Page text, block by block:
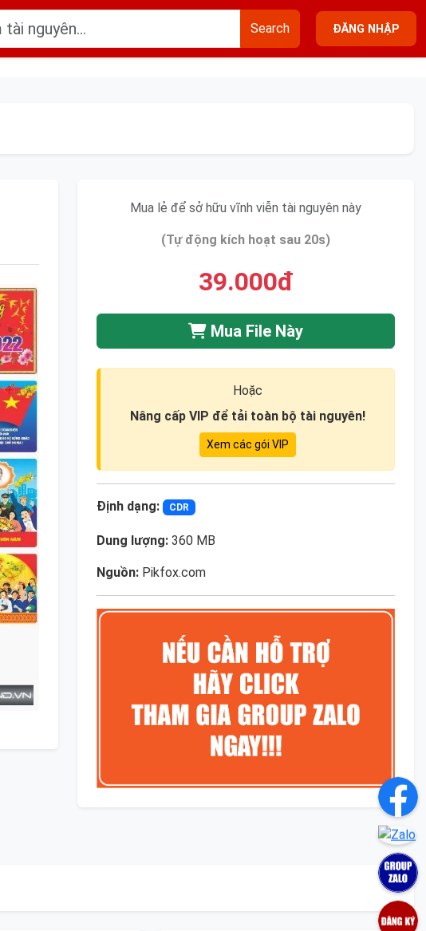
Search ĐĂNG NHẬP
Mua lẻ để sở hữu vĩnh viễn tài nguyên này
(Tự động kích hoạt sau 20s)
39.000đ
Mua File Này
Hoặc
Nâng cấp VIP để tải toàn bộ tài nguyên!
Xem các gói VIP
Định dạng: CDR
Dung lượng: 360 MB
Nguồn: Pikfox.com